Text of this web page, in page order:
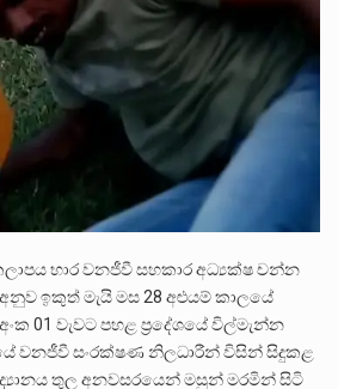
භාර වනජීවී සහකාර අධ්‍යක්ෂ චන්න
ඉකුත් මැයි මස 28 අළුයම් කාලයේ
01 වැවට පහළ ප්‍රදේශයේ විල්මැන්න
වනජීවී සංරක්ෂණ නිලධාරීන් විසින් සිදුකළ
තුල අනවසරයෙන් මසුන් මරමින් සිටි